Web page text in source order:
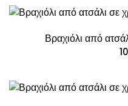
Βραχιόλι από